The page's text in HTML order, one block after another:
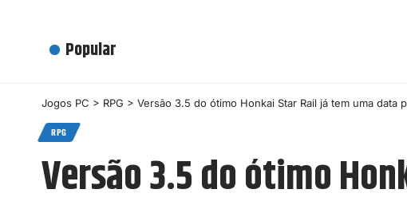
Popular
Jogos PC > RPG > Versão 3.5 do ótimo Honkai Star Rail já tem uma data
RPG
Versão 3.5 do ótimo